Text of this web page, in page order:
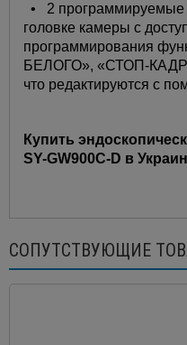
• 2 программируемые
головке камеры с
программирования
БЕЛОГО», «СТОП-
что редактируются с
Купить
SY-GW900C-D в
СОПУТСТВУЮЩИЕ